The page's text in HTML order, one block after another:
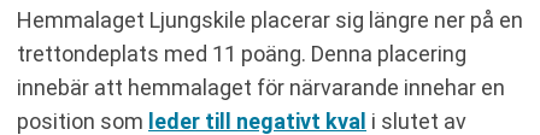
Hemmalaget Ljungskile placerar sig längre ner på en
trettondeplats med 11 poäng. Denna placering
innebär att hemmalaget för närvarande innehar en
position som leder till negativt kval i slutet av